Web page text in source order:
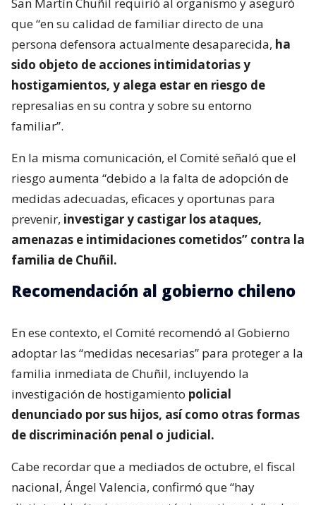
que “en su calidad de familiar directo de una
persona defensora actualmente desaparecida, ha
sido objeto de acciones intimidatorias y
hostigamientos, y alega estar en riesgo de
represalias en su contra y sobre su entorno
familiar”.
En la misma comunicación, el Comité señaló que el
riesgo aumenta “debido a la falta de adopción de
medidas adecuadas, eficaces y oportunas para
prevenir, investigar y castigar los ataques,
amenazas e intimidaciones cometidos” contra la
familia de Chuñil.
Recomendación al gobierno chileno
En ese contexto, el Comité recomendó al Gobierno
adoptar las “medidas necesarias” para proteger a la
familia inmediata de Chuñil, incluyendo la
investigación de hostigamiento policial
denunciado por sus hijos, así como otras formas
de discriminación penal o judicial.
Cabe recordar que a mediados de octubre, el fiscal
nacional, Ángel Valencia, confirmó que “hay